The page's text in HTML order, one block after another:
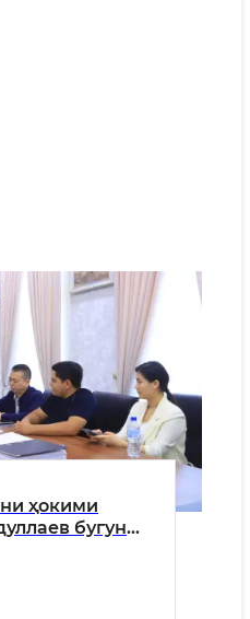
ҳокими
бугун